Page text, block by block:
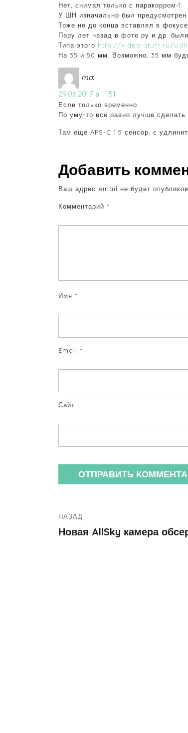
Нет, снимал только с паракорром-1.
У ШН изначально был предусмотрен
Тоже не до конца вставлял в
Пару лет назад в фото ру и др. были
Типа этого http://video-stuff.ru/
На 35 и 50 мм. Возможно, 35 мм
mo:
29.06.2017 в 11:51
Если только временно…
По уму-то всё равно лучше сделать
Там ещё APS-C 1.5 сенсор, с
Добавить
Ваш адрес email не будет
Комментарий *
Имя *
Email *
Сайт
НАЗАД
Новая AllSky камера